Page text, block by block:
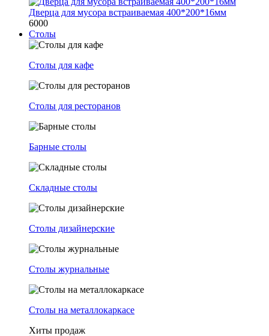
Дверца для мусора встраиваемая 400*200*16мм
6000
Столы
Столы для кафе
Столы для ресторанов
Барные столы
Складные столы
Столы дизайнерские
Столы журнальные
Столы на металлокаркасе
Хиты продаж